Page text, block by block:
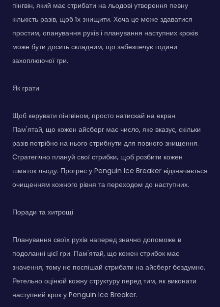
пінгвін, який має стрибати на льодові утворення певну
кількість разів, щоб їх знищити. Хоча це може здаватися
простим, опанування рухів і планування наступних кроків
може бути досить складним, що забезпечує години
захоплюючої гри.
Як грати
Щоб керувати пінгвіном, просто натискай на екран.
Пам'ятай, що кожен айсберг має число, яке вказує, скільки
разів потрібно на нього стрибнути для повного знищення.
Стратегічно плануй свої стрибки, щоб розбити кожен
шматок льоду. Прогрес у Penguin Ice Breaker відзначається
очищенням кожного рівня та переходом до наступних.
Поради та хитрощі
Планування своїх рухів наперед значно допоможе в
подоланні цієї гри. Пам'ятай, що кожен стрибок має
значення, тому не поспішай стрибати на айсберг бездумно.
Ретельно оцінюй кожну структуру перед тим, як виконати
наступний крок у Penguin Ice Breaker.